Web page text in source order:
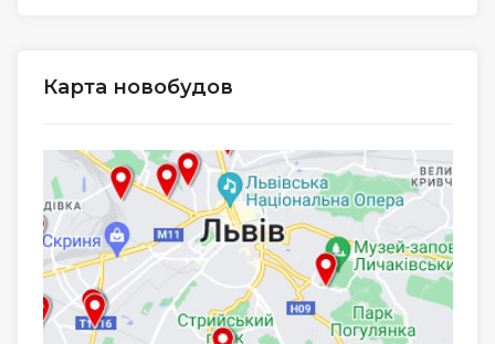
Карта новобудов